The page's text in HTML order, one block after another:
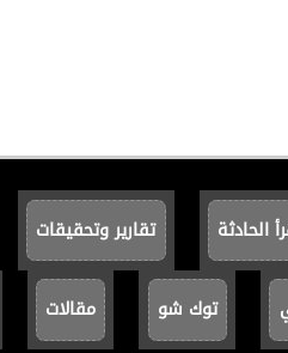
الحادثة تقارير وتحقيقات
توك شو مقالات